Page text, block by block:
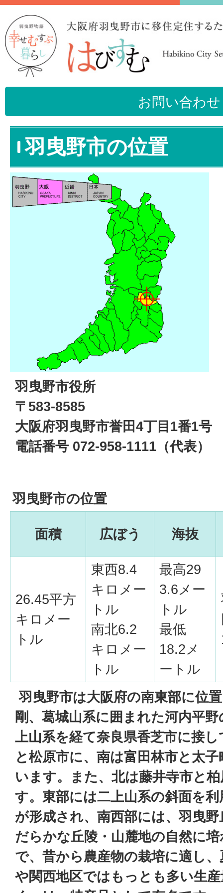
お問い合わせ
羽曳野市の位置
羽曳野市役所
〒583-8585
大阪府羽曳野市誉田4丁目1番1号
電話番号 072-958-1111（代表）
羽曳野市の位置
面積 広ぼう 海抜
26.45平方
キロメー
トル
東西8.4
キロメー
トル
南北6.2
キロメー
トル
最高29
3.6メー
トル
最低
18.2メ
ートル
羽曳野市は大阪府の南東部に位
剛、葛城山系に囲まれた河内平
上山系を経て奈良県香芝市に接
と松原市に、南は富田林市と太
います。また、北は藤井寺市と
す。東部には二上山系の斜面を
が形成され、南西部には、羽曳
だらかな丘陵・山麓地の自然に
で、昔から農産物の栽培に適し
や関西地区ではもっとも多い生